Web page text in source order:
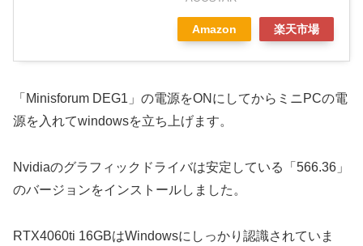
Amazon 楽天市場
「Minisforum DEG1」の電源をONにしてからミニPCの電
源を入れてwindowsを立ち上げます。
Nvidiaのグラフィックドライバは安定している「566.36」
のバージョンをインストールしました。
RTX4060ti 16GBはWindowsにしっかり認識されていま